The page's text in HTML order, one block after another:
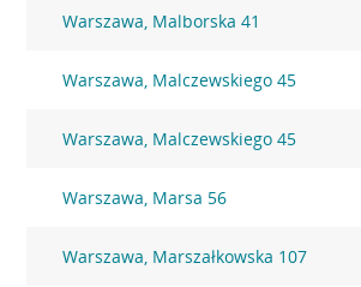
Warszawa, Malborska 41
Warszawa, Malczewskiego 45
Warszawa, Malczewskiego 45
Warszawa, Marsa 56
Warszawa, Marszałkowska 107